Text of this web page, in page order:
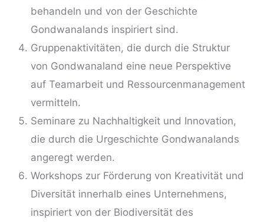
behandeln und von der Geschichte
Gondwanalands inspiriert sind.
Gruppenaktivitäten, die durch die Struktur
von Gondwanaland eine neue Perspektive
auf Teamarbeit und Ressourcenmanagement
vermitteln.
Seminare zu Nachhaltigkeit und Innovation,
die durch die Urgeschichte Gondwanalands
angeregt werden.
Workshops zur Förderung von Kreativität und
Diversität innerhalb eines Unternehmens,
inspiriert von der Biodiversität des